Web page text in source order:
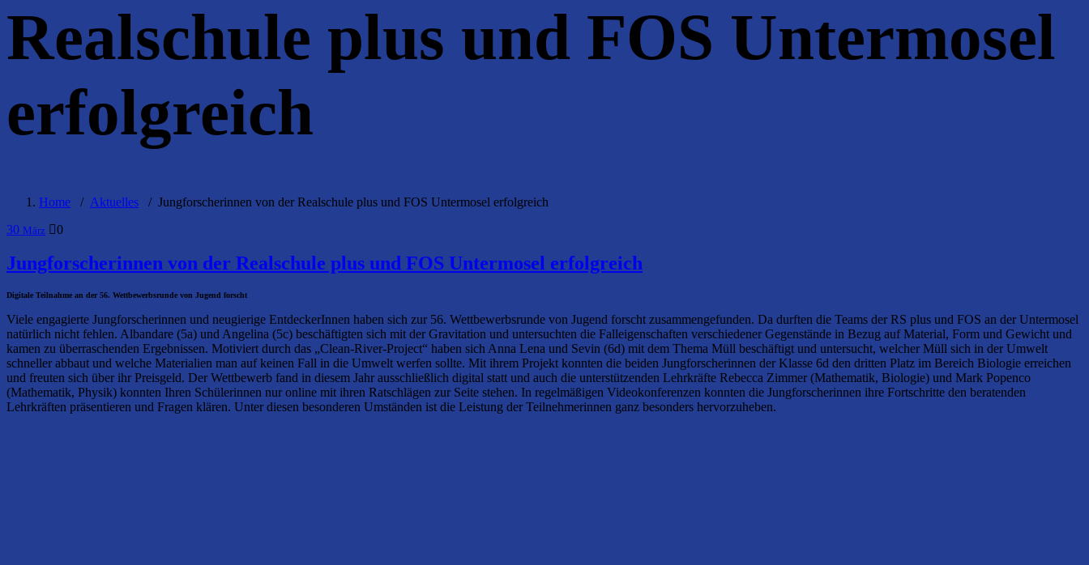
Realschule plus und FOS Untermosel
erfolgreich
Home / Aktuelles / Jungforscherinnen von der Realschule plus und FOS Untermosel erfolgreich
30 März 0
Jungforscherinnen von der Realschule plus und FOS Untermosel erfolgreich
Digitale Teilnahme an der 56. Wettbewerbsrunde von Jugend forscht
Viele engagierte Jungforscherinnen und neugierige EntdeckerInnen haben sich zur 56. Wettbewerbsrunde von Jugend forscht zusammengefunden. Da durften die Teams der RS plus und FOS an der Untermosel
natürlich nicht fehlen. Albandare (5a) und Angelina (5c) beschäftigten sich mit der Gravitation und untersuchten die Falleigenschaften verschiedener Gegenstände in Bezug auf Material, Form und Gewicht und
kamen zu überraschenden Ergebnissen. Motiviert durch das „Clean-River-Project“ haben sich Anna Lena und Sevin (6d) mit dem Thema Müll beschäftigt und untersucht, welcher Müll sich in der Umwelt
schneller abbaut und welche Materialien man auf keinen Fall in die Umwelt werfen sollte. Mit ihrem Projekt konnten die beiden Jungforscherinnen der Klasse 6d den dritten Platz im Bereich Biologie erreichen
und freuten sich über ihr Preisgeld. Der Wettbewerb fand in diesem Jahr ausschließlich digital statt und auch die unterstützenden Lehrkräfte Rebecca Zimmer (Mathematik, Biologie) und Mark Popenco
(Mathematik, Physik) konnten Ihren Schülerinnen nur online mit ihren Ratschlägen zur Seite stehen. In regelmäßigen Videokonferenzen konnten die Jungforscherinnen ihre Fortschritte den beratenden
Lehrkräften präsentieren und Fragen klären. Unter diesen besonderen Umständen ist die Leistung der Teilnehmerinnen ganz besonders hervorzuheben.